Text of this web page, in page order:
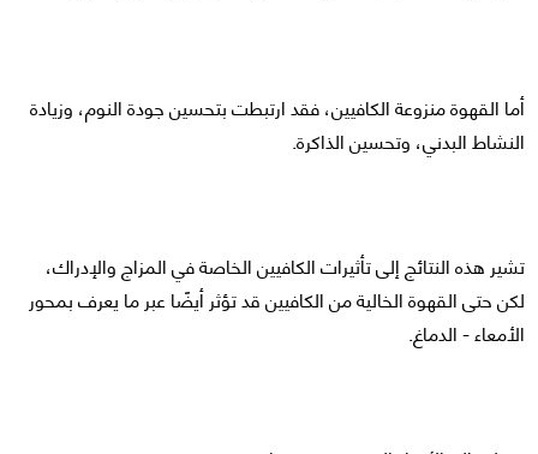
أما القهوة منزوعة الكافيين، فقد ارتبطت بتحسين جودة النوم، وزيادة
النشاط البدني، وتحسين الذاكرة.
تشير هذه النتائج إلى تأثيرات الكافيين الخاصة في المزاج والإدراك،
لكن حتى القهوة الخالية من الكافيين قد تؤثر أيضًا عبر ما يعرف بمحور
الأمعاء - الدماغ.